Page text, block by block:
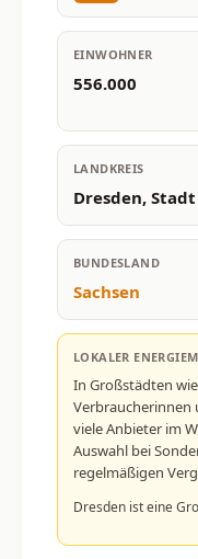
EINWOHNER
556.000
LANDKREIS
Dresden, Stadt
BUNDESLAND
Sachsen
LOKALER
In Großstädten
Verbraucherinnen
viele Anbieter im
Auswahl bei
regelmäßigen
Dresden ist eine